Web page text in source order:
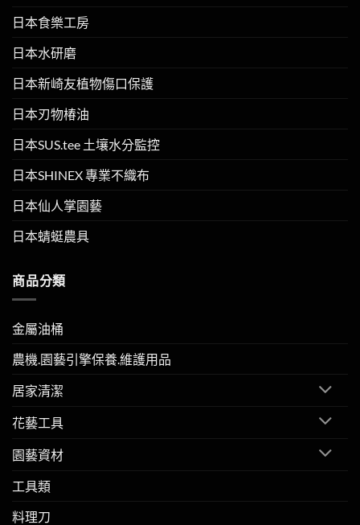
日本食樂工房
日本水研磨
日本新崎友植物傷口保護
日本刃物椿油
日本SUS.tee 土壤水分監控
日本SHINEX 專業不織布
日本仙人掌園藝
日本蜻蜓農具
商品分類
金屬油桶
農機.園藝引擎保養.維護用品
居家清潔
花藝工具
園藝資材
工具類
料理刀